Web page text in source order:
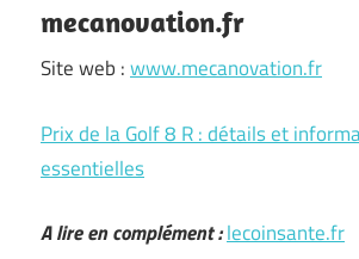
mecanovation.fr
Site web :www.mecanovation.fr
Prix de la Golf 8 R : détails et
essentielles
A lire en complément :lecoinsante.fr